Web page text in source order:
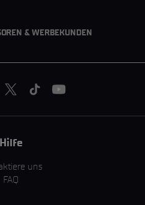
& WERBEKUNDEN
Hilfe
uns
FAQ